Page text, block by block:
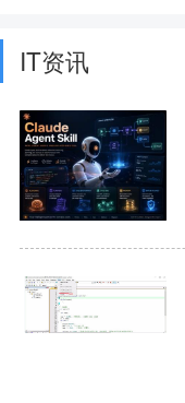
IT资讯